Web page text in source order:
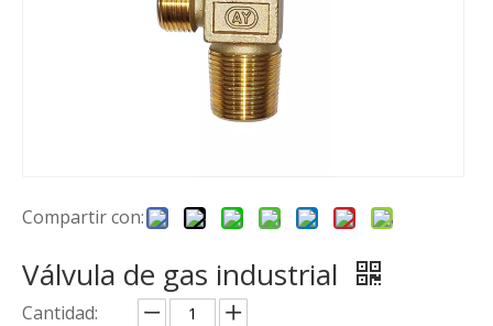
Compartir con:
Válvula de gas industrial
Cantidad: